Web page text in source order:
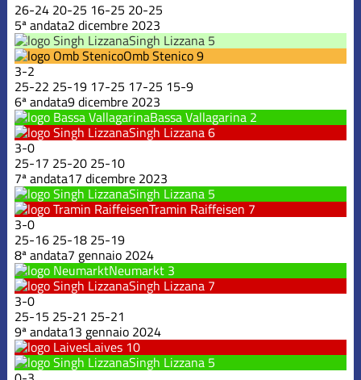
26-24 20-25 16-25 20-25
5ª andata2 dicembre 2023
Singh Lizzana 5
Omb Stenico9
3-2
25-22 25-19 17-25 17-25 15-9
6ª andata9 dicembre 2023
Bassa Vallagarina 2
Singh Lizzana6
3-0
25-17 25-20 25-10
7ª andata17 dicembre 2023
Singh Lizzana 5
Tramin Raiffeisen 7
3-0
25-16 25-18 25-19
8ª andata7 gennaio 2024
Neumarkt 3
Singh Lizzana 7
3-0
25-15 25-21 25-21
9ª andata13 gennaio 2024
Laives 10
Singh Lizzana 5